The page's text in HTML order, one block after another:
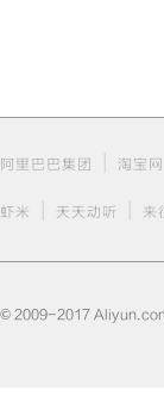
阿里巴巴集团 淘宝网
虾米 天天动听 来
© 2009-2017